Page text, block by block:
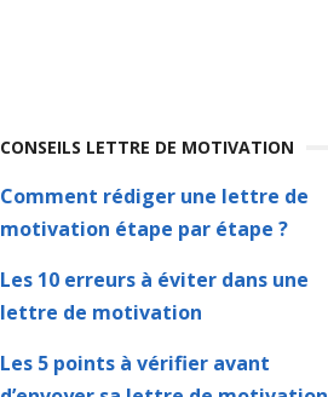
CONSEILS LETTRE DE MOTIVATION
Comment rédiger une lettre de
motivation étape par étape ?
Les 10 erreurs à éviter dans une
lettre de motivation
Les 5 points à vérifier avant